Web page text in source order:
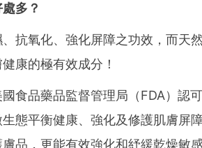
多？
抗氧化、強化屏障之功效，而天
康的極有效成分！
食品藥品監督管理局（FDA）認
態平衡健康、強化及修護肌膚屏
品，更能有效強化和紓緩乾燥敏感